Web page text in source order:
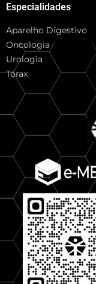
Especialidades
Aparelho Digestivo
Oncologia
Urologia
Tórax